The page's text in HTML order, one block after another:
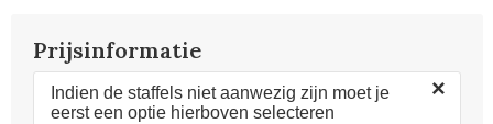
Prijsinformatie
Indien de staffels niet aanwezig zijn moet je
eerst een optie hierboven selecteren
×